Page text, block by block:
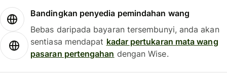
Bandingkan penyedia pemindahan wang
Bebas daripada bayaran tersembunyi, anda akan
sentiasa mendapat kadar pertukaran mata wang
pasaran pertengahan dengan Wise.